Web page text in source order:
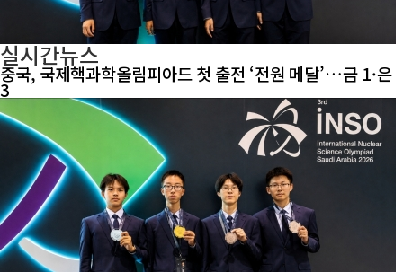
실시간뉴스
중국, 국제핵과학올림피아드 첫 출전 ‘전원 메달’…금 1·은
3